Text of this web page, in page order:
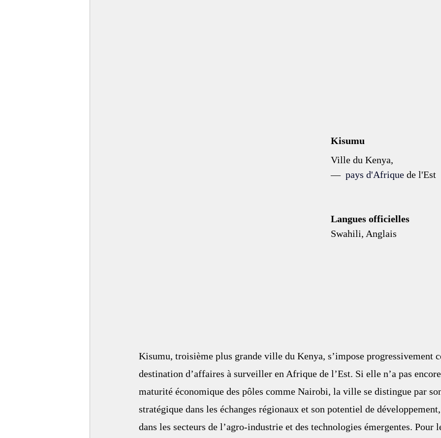
Kisumu
Ville du Kenya,
— pays d'Afrique de l'Est
Langues officielles
Swahili, Anglais
Kisumu, troisième plus grande ville du Kenya, s’impose progressivement
destination d’affaires à surveiller en Afrique de l’Est. Si elle n’a pas
maturité économique des pôles comme Nairobi, la ville se distingue par
stratégique dans les échanges régionaux et son potentiel de
dans les secteurs de l’agro-industrie et des technologies émergentes. Pour